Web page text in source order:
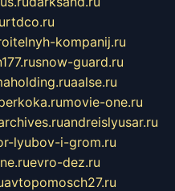
rtdco.ru
kompanij.ru
snow-guard.ru
aalse.ru
movie-one.ru
andreislyusar.ru
lyubov-i-grom.ru
evro-dez.ru
avtopomosch27.ru